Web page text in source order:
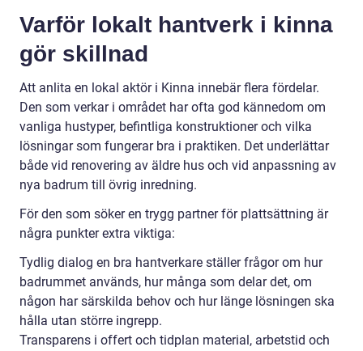
Varför lokalt hantverk i kinna
gör skillnad
Att anlita en lokal aktör i Kinna innebär flera fördelar.
Den som verkar i området har ofta god kännedom om
vanliga hustyper, befintliga konstruktioner och vilka
lösningar som fungerar bra i praktiken. Det underlättar
både vid renovering av äldre hus och vid anpassning av
nya badrum till övrig inredning.
För den som söker en trygg partner för plattsättning är
några punkter extra viktiga:
Tydlig dialog en bra hantverkare ställer frågor om hur
badrummet används, hur många som delar det, om
någon har särskilda behov och hur länge lösningen ska
hålla utan större ingrepp.
Transparens i offert och tidplan material, arbetstid och